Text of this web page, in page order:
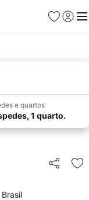
Favoritos
Iniciar
e quartos
1 quarto.
Partilhar